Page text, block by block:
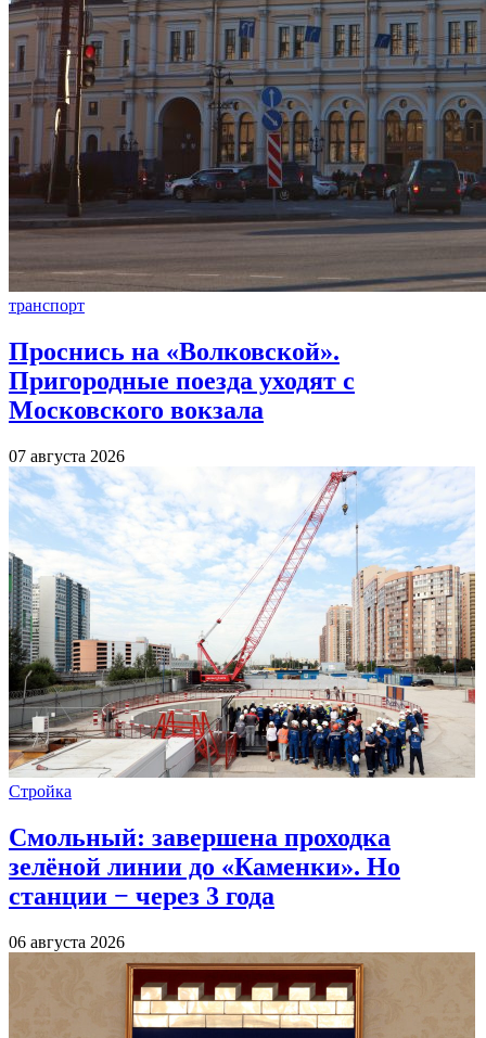
транспорт
Проснись на «Волковской».
Пригородные поезда уходят с
Московского вокзала
07 августа 2026
Стройка
Смольный: завершена проходка
зелёной линии до «Каменки». Но
станции − через 3 года
06 августа 2026